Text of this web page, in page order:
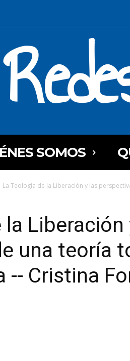
SOMOS
La Teología de la Liberación y las
la Liberación
una teoría
-- Cristina